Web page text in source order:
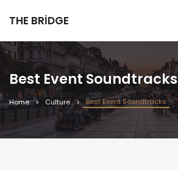
THE BRIDGE
Best Event Soundtracks
Home Culture Best Event Soundtracks